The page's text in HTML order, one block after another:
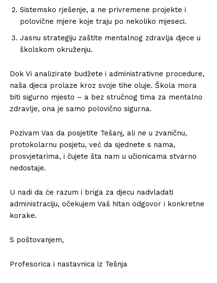
Sistemsko rješenje, a ne privremene projekte i
polovične mjere koje traju po nekoliko mjeseci.
Jasnu strategiju zaštite mentalnog zdravlja djece u
školskom okruženju.
Dok Vi analizirate budžete i administrativne procedure,
naša djeca prolaze kroz svoje tihe oluje. Škola mora
biti sigurno mjesto – a bez stručnog tima za mentalno
zdravlje, ona je samo polovično sigurna.
Pozivam Vas da posjetite Tešanj, ali ne u zvaničnu,
protokolarnu posjetu, već da sjednete s nama,
prosvjetarima, i čujete šta nam u učionicama stvarno
nedostaje.
U nadi da će razum i briga za djecu nadvladati
administraciju, očekujem Vaš hitan odgovor i konkretne
korake.
S poštovanjem,
Profesorica i nastavnica iz Tešnja